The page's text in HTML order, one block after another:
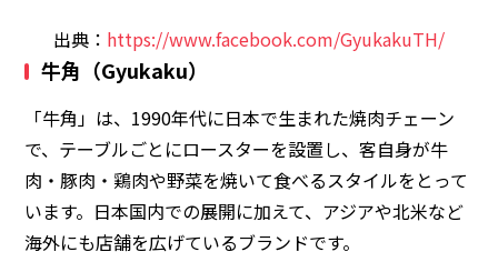
出典： https://www.facebook.com/GyukakuTH/
牛角（Gyukaku）
「牛角」は、1990年代に日本で生まれた焼肉チェーン
で、テーブルごとにロースターを設置し、客自身が牛
肉・豚肉・鶏肉や野菜を焼いて食べるスタイルをとって
います。日本国内での展開に加えて、アジアや北米など
海外にも店舗を広げているブランドです。